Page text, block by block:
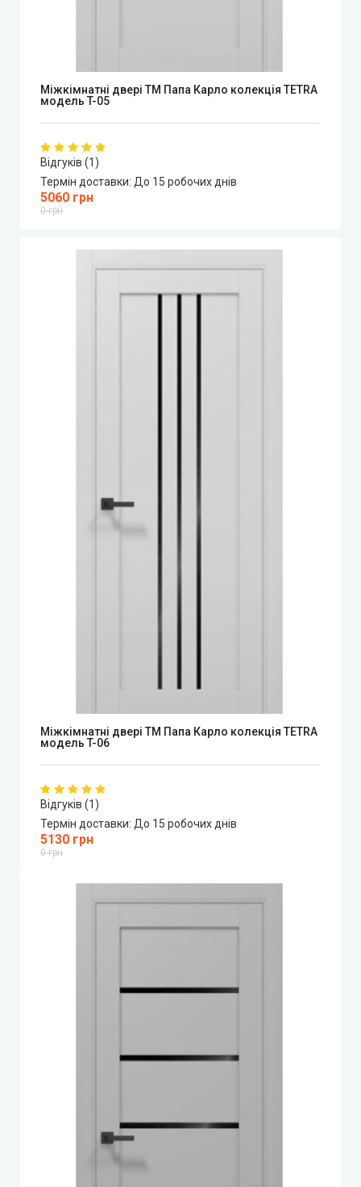
Міжкімнатні двері ТМ Папа Карло колекція TETRA
модель T-05
Відгуків (1)
Термін доставки: До 15 робочих днів
5060 грн
0 грн
Міжкімнатні двері ТМ Папа Карло колекція TETRA
модель T-06
Відгуків (1)
Термін доставки: До 15 робочих днів
5130 грн
0 грн